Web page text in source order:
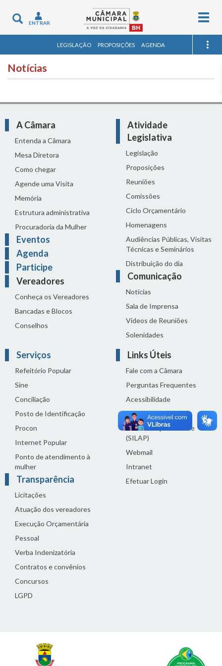
Toggle
navigation
ENTRAR
LEGISLAÇÃO PROPOSIÇÕES AGENDA
Notícias
A Câmara
Entenda a Câmara
Mesa Diretora
Como chegar
Agende uma Visita
Memória
Estrutura administrativa
Procuradoria da Mulher
Eventos
Agenda
Participe
Vereadores
Conheça os Vereadores
Bancadas e Blocos
Conselhos
Atividade
Legislativa
Legislação
Proposições
Reuniões
Comissões
Ciclo Orçamentário
Homenagens
Audiências Públicas, Visitas
Técnicas e Seminários
Distribuição do dia
Comunicação
Notícias
Sala de Imprensa
Vídeos de Reuniões
Solenidades
Serviços
Refeitório Popular
Sine
Conciliação
Posto de Identificação
Procon
Internet Popular
Ponto de atendimento à
mulher
Transparência
Licitações
Atuação dos vereadores
Execução Orçamentária
Pessoal
Verba Indenizatória
Contratos e convênios
Concursos
LGPD
Links Úteis
Fale com a Câmara
Perguntas Frequentes
Acessibilidade
Termos de uso
Política de privacidade
(SILAP)
Webmail
Intranet
Efetuar Login